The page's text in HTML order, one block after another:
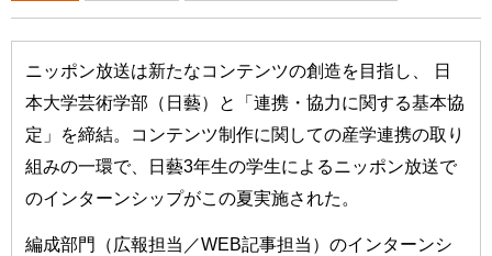
ニッポン放送は新たなコンテンツの創造を目指し、 日
本大学芸術学部（日藝）と「連携・協力に関する基本協
定」を締結。コンテンツ制作に関しての産学連携の取り
組みの一環で、日藝3年生の学生によるニッポン放送で
のインターンシップがこの夏実施された。
編成部門（広報担当／WEB記事担当）のインターンシ